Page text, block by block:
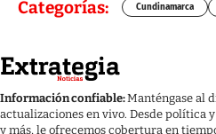
Categorías: Cundinamarca
Información confiable:Manténgase al
actualizaciones en vivo. Desde política
y más, le ofrecemos cobertura en